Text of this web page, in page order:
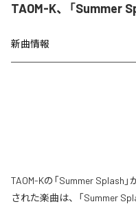
TAOM-K、「Summer
新曲情報
TAOM-Kの「Summer Splash
された楽曲は、「Summer